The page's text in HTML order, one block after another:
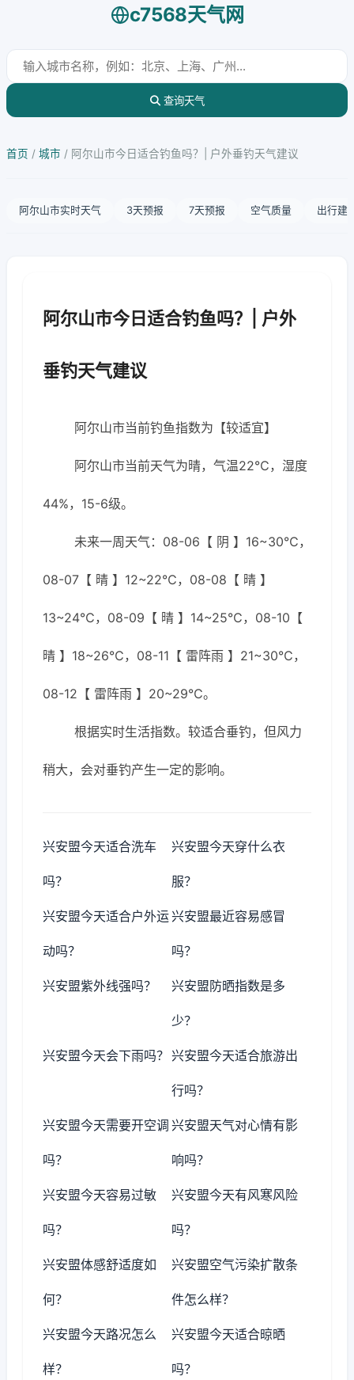
c7568天气网
查询天气
首页 / 城市 / 阿尔山市今日适合钓鱼吗？| 户外垂钓天气建议
阿尔山市实时天气 3天预报 7天预报 空气质量 出行建
阿尔山市今日适合钓鱼吗？| 户外
垂钓天气建议
阿尔山市当前钓鱼指数为【较适宜】
阿尔山市当前天气为晴，气温22℃，湿度
44%，15-6级。
未来一周天气：08-06【 阴 】16~30℃，
08-07【 晴 】12~22℃，08-08【 晴 】
13~24℃，08-09【 晴 】14~25℃，08-10【
晴 】18~26℃，08-11【 雷阵雨 】21~30℃，
08-12【 雷阵雨 】20~29℃。
根据实时生活指数。较适合垂钓，但风力
稍大，会对垂钓产生一定的影响。
兴安盟今天适合洗车
吗？
兴安盟今天穿什么衣
服？
兴安盟今天适合户外运
动吗？
兴安盟最近容易感冒
吗？
兴安盟紫外线强吗？ 兴安盟防晒指数是多
少？
兴安盟今天会下雨吗？ 兴安盟今天适合旅游出
行吗？
兴安盟今天需要开空调
吗？
兴安盟天气对心情有影
响吗？
兴安盟今天容易过敏
吗？
兴安盟今天有风寒风险
吗？
兴安盟体感舒适度如
何？
兴安盟空气污染扩散条
件怎么样？
兴安盟今天路况怎么
样？
兴安盟今天适合晾晒
吗？